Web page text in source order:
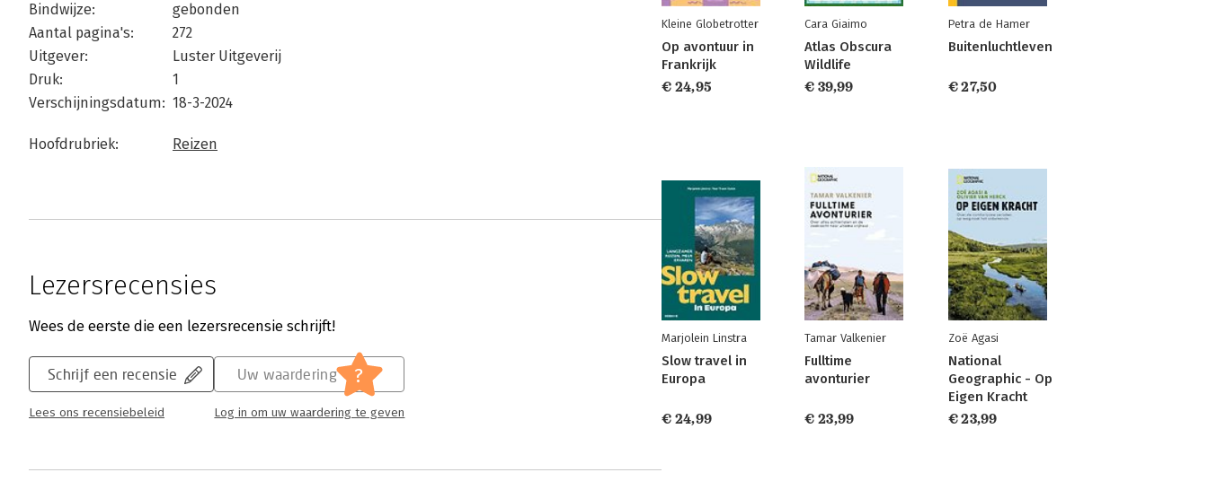
Bindwijze:
gebonden
Aantal pagina's:
272
Uitgever:
Luster Uitgeverij
Druk:
1
Verschijningsdatum: 18-3-2024
Hoofdrubriek: Reizen
Lezersrecensies
Wees de eerste die een lezersrecensie schrijft!
Schrijf een recensie
Lees ons recensiebeleid
Uw waardering ?
Log in om uw waardering te geven
Kleine Globetrotter
Op avontuur in
Frankrijk
€ 24,95
Cara Giaimo
Atlas Obscura
Wildlife
€ 39,99
Petra de Hamer
Buitenluchtleven
€ 27,50
Marjolein Linstra
Slow travel in
Europa
€ 24,99
Tamar Valkenier
Fulltime
avonturier
€ 23,99
Zoë Agasi
National
Geographic - Op
Eigen Kracht
€ 23,99